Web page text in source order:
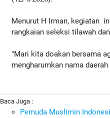
Menurut H Irman, kegiatan
rangkaian seleksi tilawah
"Mari kita doakan bersama
mengharumkan nama
Baca Juga :
Pemuda Muslimin